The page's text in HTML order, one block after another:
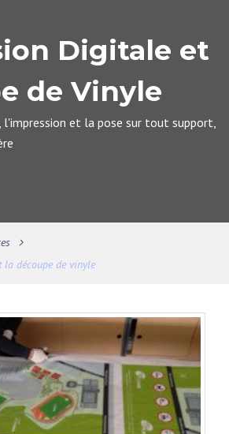
Digitale et
de Vinyle
l'impression et la pose sur tout support,
découpe de vinyle